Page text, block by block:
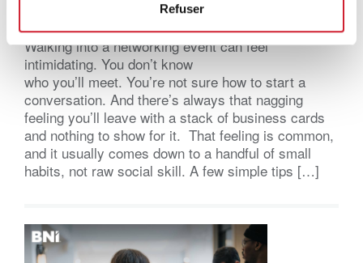
Refuser
Walking into a networking event can feel
intimidating. You don’t know
who you’ll meet. You’re not sure how to start a
conversation. And there’s always that nagging
feeling you’ll leave with a stack of business cards
and nothing to show for it. That feeling is common,
and it usually comes down to a handful of small
habits, not raw social skill. A few simple tips […]